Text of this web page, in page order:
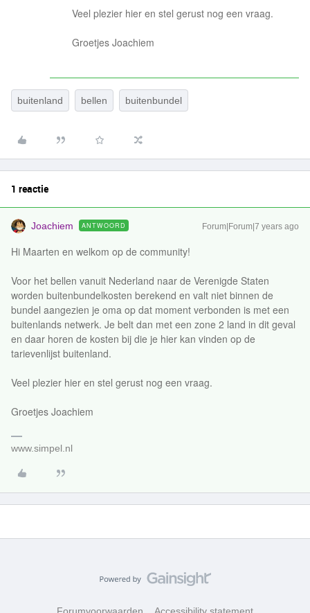
Veel plezier hier en stel gerust nog een vraag.
Groetjes Joachiem
buitenland bellen buitenbundel
1 reactie
Joachiem ANTWOORD Forum|Forum|7 years ago
Hi Maarten en welkom op de community!
Voor het bellen vanuit Nederland naar de Verenigde Staten
worden buitenbundelkosten berekend en valt niet binnen de
bundel aangezien je oma op dat moment verbonden is met een
buitenlands netwerk. Je belt dan met een zone 2 land in dit geval
en daar horen de kosten bij die je hier kan vinden op de
tarievenlijst buitenland.
Veel plezier hier en stel gerust nog een vraag.
Groetjes Joachiem
www.simpel.nl